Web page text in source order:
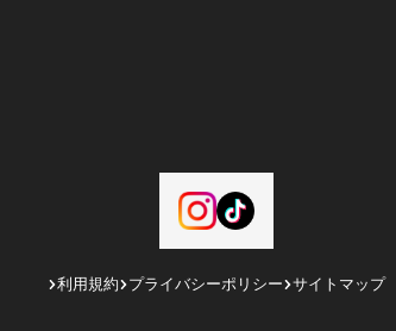
利用規約 プライバシーポリシー サイトマップ